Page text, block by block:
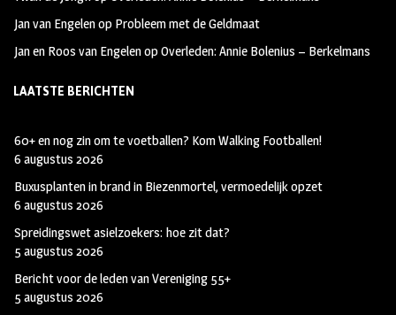
Jan van Engelenop Probleem met de Geldmaat
Jan en Roos van EngelenopOverleden: Annie Bolenius – Berkelmans
LAATSTE BERICHTEN
60+ en nog zin om te voetballen? Kom Walking Footballen!
6 augustus 2026
Buxusplanten in brand in Biezenmortel, vermoedelijk opzet
6 augustus 2026
Spreidingswet asielzoekers: hoe zit dat?
5 augustus 2026
Bericht voor de leden van Vereniging 55+
5 augustus 2026